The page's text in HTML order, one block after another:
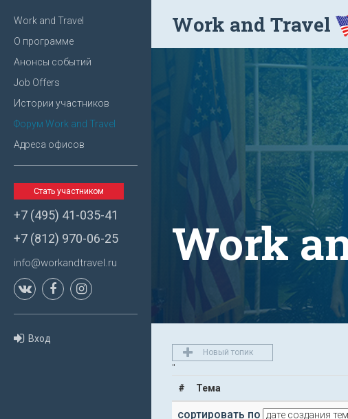
Work and Travel
Work
Work and Travel
О программе
Анонсы событий
Job Offers
Истории участников
Форум Work and Travel
Адреса офисов
Стать участником
+7 (495) 41-035-41
+7 (812) 970-06-25
info@workandtravel.ru
Вход
Новый топик
"
сортировать по
# Тема